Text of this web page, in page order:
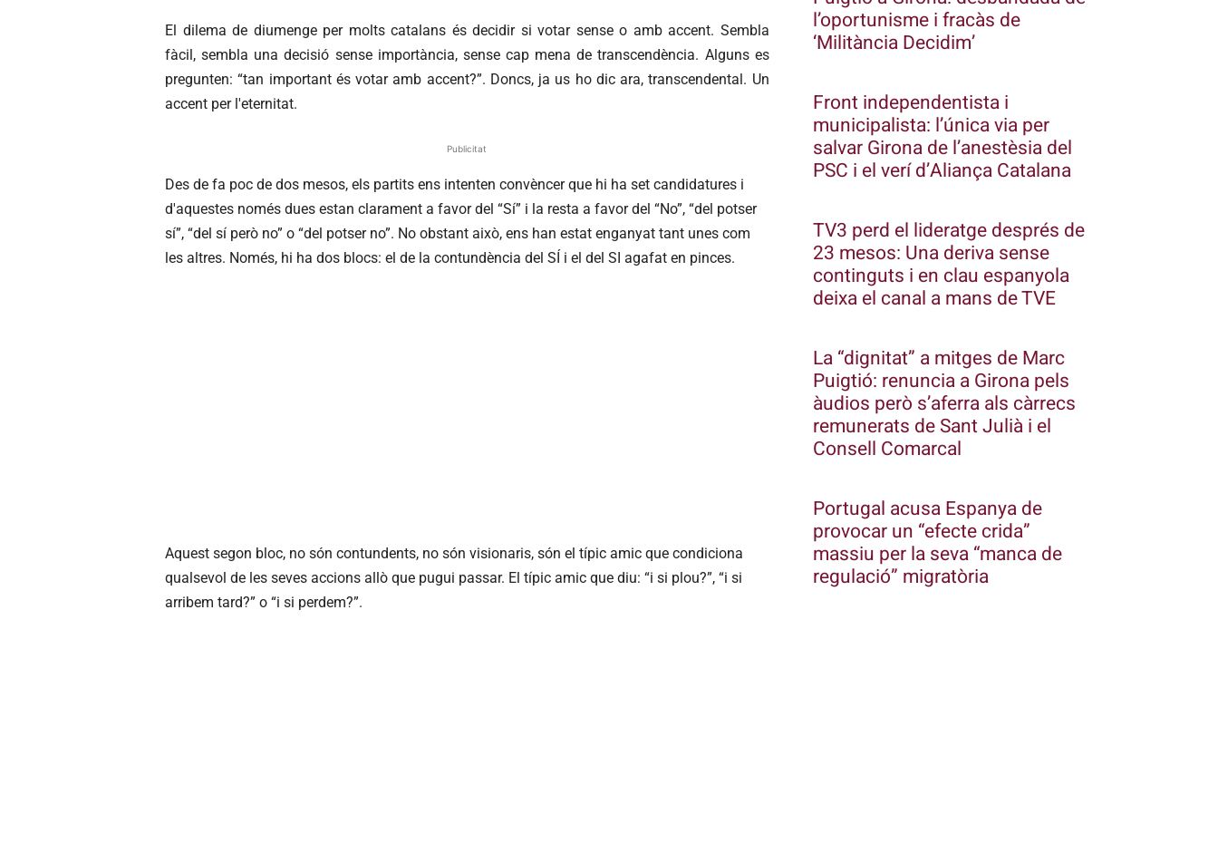
El dilema de diumenge per molts catalans és decidir si votar sense o amb accent. Sembla
fàcil, sembla una decisió sense importància, sense cap mena de transcendència. Alguns es
pregunten: “tan important és votar amb accent?”. Doncs, ja us ho dic ara, transcendental. Un
accent per l'eternitat.
Publicitat
Des de fa poc de dos mesos, els partits ens intenten convèncer que hi ha set candidatures i
d'aquestes només dues estan clarament a favor del “Sí” i la resta a favor del “No”, “del potser
sí”, “del sí però no” o “del potser no”. No obstant això, ens han estat enganyat tant unes com
les altres. Només, hi ha dos blocs: el de la contundència del SÍ i el del SI agafat en pinces.
Aquest segon bloc, no són contundents, no són visionaris, són el típic amic que condiciona
qualsevol de les seves accions allò que pugui passar. El típic amic que diu: “i si plou?”, “i si
arribem tard?” o “i si perdem?”.
l’oportunisme i fracàs de
‘Militància Decidim’
Front independentista i
municipalista: l’única via per
salvar Girona de l’anestèsia del
PSC i el verí d’Aliança Catalana
TV3 perd el lideratge després de
23 mesos: Una deriva sense
continguts i en clau espanyola
deixa el canal a mans de TVE
La “dignitat” a mitges de Marc
Puigtió: renuncia a Girona pels
àudios però s’aferra als càrrecs
remunerats de Sant Julià i el
Consell Comarcal
Portugal acusa Espanya de
provocar un “efecte crida”
massiu per la seva “manca de
regulació” migratòria